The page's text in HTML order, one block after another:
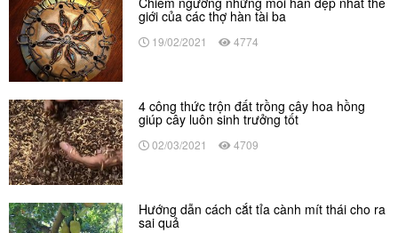
giới của các thợ hàn tài ba
19/02/2021 4774
4 công thức trộn đất trồng cây hoa hồng
giúp cây luôn sinh trưởng tốt
02/03/2021 4709
Hướng dẫn cách cắt tỉa cành mít thái cho ra
sai quả